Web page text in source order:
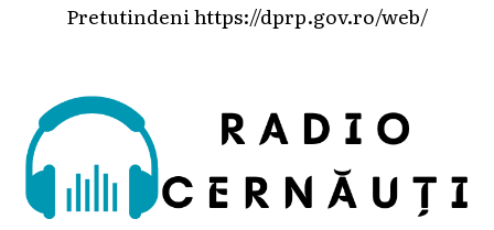
Pretutindenihttps://dprp.gov.ro/web/